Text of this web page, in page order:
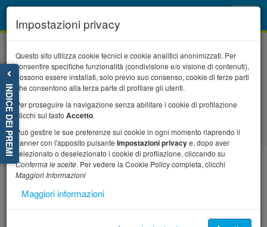
Home Il progetto
Promuovere l'inclusione sociale
Promuovere l'inclusione
sociale
INDICE DEI PREMI
Impostazioni privacy
Questo sito utilizza cookie tecnici e cookie analitici anonimizzati. Per
consentire specifiche funzionalità (condivisione e/o visione di contenuti),
possono essere installati, solo previo suo consenso, cookie di terze parti
che consentono alla terza parte di profilare gli utenti.
Per proseguire la navigazione senza abilitare i cookie di profilazione
clicchi sul tasto Accetto.
Può gestire le sue preferenze sui cookie in ogni momento riaprendo il
banner con l'apposito pulsante Impostazioni privacye, dopo aver
selezionato o deselezionato i cookie di profilazione, cliccando su
Conferma le scelte. Per vedere la Cookie Policy completa, clicchi
Maggiori Informazioni
Maggiori informazioni